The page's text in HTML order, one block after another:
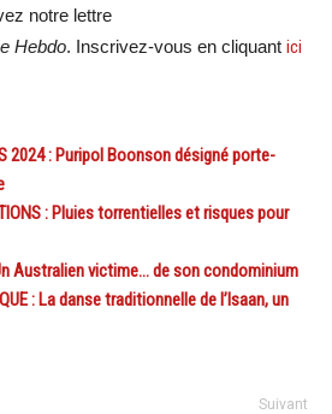
notre lettre
Hebdo. Inscrivez-vous en cliquant ici
2024 : Puripol Boonson désigné porte-
: Pluies torrentielles et risques pour
Australien victime… de son condominium
: La danse traditionnelle de l’Isaan, un
Suivant